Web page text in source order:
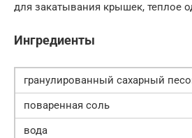
для закатывания крышек, теплое
Ингредиенты
гранулированный сахарный
поваренная соль
вода